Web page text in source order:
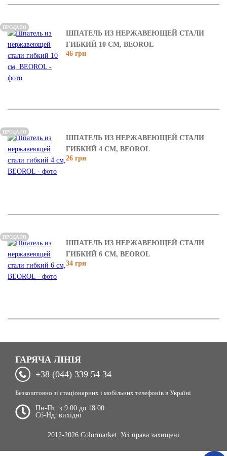
ШПАТЕЛЬ ИЗ НЕРЖАВЕЮЩЕЙ СТАЛИ
ГИБКИЙ 10 СМ, BEOROL
46 грн
ПРОДАНО
ШПАТЕЛЬ ИЗ НЕРЖАВЕЮЩЕЙ СТАЛИ
ГИБКИЙ 4 СМ, BEOROL
26 грн
ПРОДАНО
ШПАТЕЛЬ ИЗ НЕРЖАВЕЮЩЕЙ СТАЛИ
ГИБКИЙ 6 СМ, BEOROL
34 грн
ПРОДАНО
ГАРЯЧА ЛІНІЯ
+38 (044) 339 54 34
Безкоштовно зі стаціонарних і мобільних телефонів в Україні
Пн-Пт: з 9:00 до 18:00
Сб-Нд: вихідні
2012-2026 Colormarket. Усі права захищені